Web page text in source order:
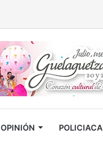
OPINIÓN POLICIACA